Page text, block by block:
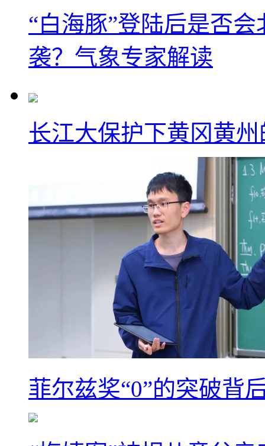
“白海豚”登陆后是否
袭？气象专家解读
长江大保护下黄冈黄
菲尔兹奖“0”的突破背